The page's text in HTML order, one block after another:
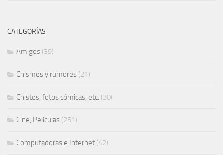
CATEGORÍAS
Amigos (39)
Chismes y rumores (21)
Chistes, fotos cómicas, etc. (30)
Cine, Películas (251)
Computadoras e Internet (42)